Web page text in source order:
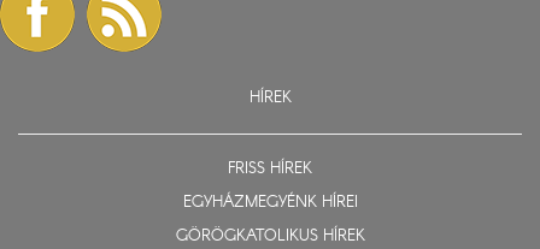
HÍREK
FRISS HÍREK
EGYHÁZMEGYÉNK HÍREI
GÖRÖGKATOLIKUS HÍREK